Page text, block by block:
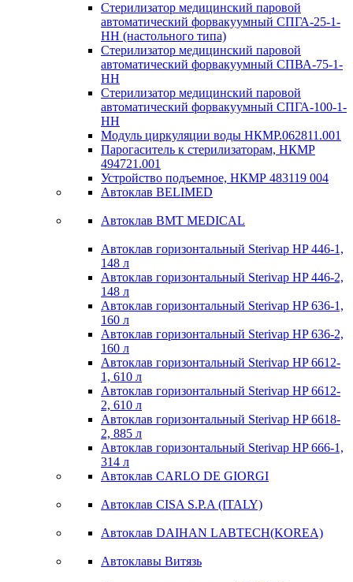
Стерилизатор медицинский паровой
автоматический форвакуумный СПГА-25-1-
НН (настольного типа)
Стерилизатор медицинский паровой
автоматический форвакуумный СПВА-75-1-
НН
Стерилизатор медицинский паровой
автоматический форвакуумный СПГА-100-1-
НН
Модуль циркуляции воды НКМР.062811.001
Парогаситель к стерилизаторам, НКМР
494721.001
Устройство подъемное, НКМР 483119 004
Автоклав BELIMED
Автоклав BMT MEDICAL
Автоклав горизонтальный Sterivap HP 446-1,
148 л
Автоклав горизонтальный Sterivap HP 446-2,
148 л
Автоклав горизонтальный Sterivap HP 636-1,
160 л
Автоклав горизонтальный Sterivap HP 636-2,
160 л
Автоклав горизонтальный Sterivap HP 6612-
1, 610 л
Автоклав горизонтальный Sterivap HP 6612-
2, 610 л
Автоклав горизонтальный Sterivap HP 6618-
2, 885 л
Автоклав горизонтальный Sterivap HP 666-1,
314 л
Автоклав CARLO DE GIORGI
Автоклав CISA S.P.A (ITALY)
Автоклав DAIHAN LABTECH(KOREA)
Автоклавы Витязь